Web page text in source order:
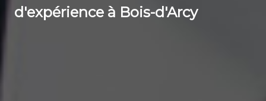
d'expérience à Bois-d'Arcy